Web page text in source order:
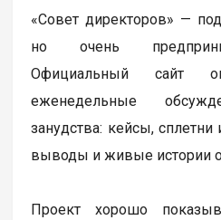
«Совет директоров» —
но очень
Официальный сайт
еженедельные
занудства: кейсы,
выводы и живые истории
Проект хорошо